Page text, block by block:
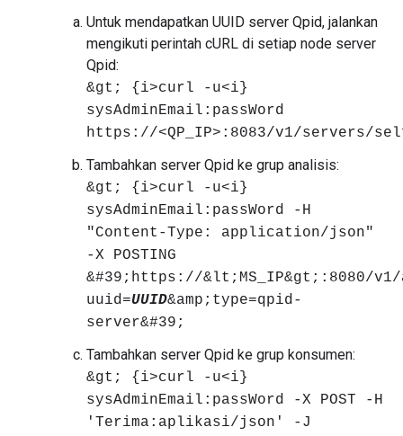
Untuk mendapatkan UUID server Qpid, jalankan
mengikuti perintah cURL di setiap node server
Qpid:
&gt; {i>curl -u<i}
sysAdminEmail:passWord
https://<QP_IP>:8083/v1/servers/
Tambahkan server Qpid ke grup analisis:
&gt; {i>curl -u<i}
sysAdminEmail:passWord -H
"Content-Type: application/json"
-X POSTING
&#39;https://&lt;MS_IP&gt;:8080/
uuid=UUID&amp;type=qpid-
server&#39;
Tambahkan server Qpid ke grup konsumen:
&gt; {i>curl -u<i}
sysAdminEmail:passWord -X POST -H
'Terima:aplikasi/json' -J